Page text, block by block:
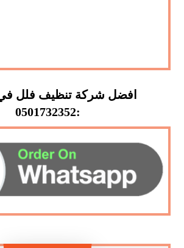
افضل شركة تنظيف فلل
:0501732352